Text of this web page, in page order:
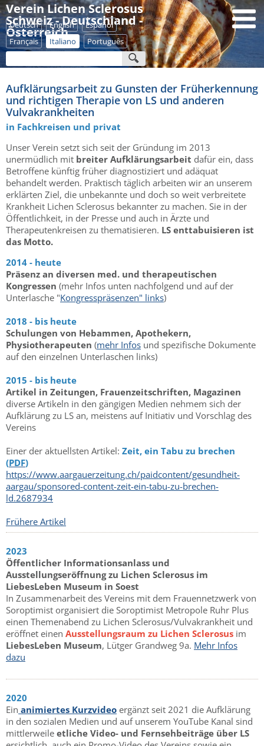
Verein Lichen Sclerosus
Schweiz - Deutschland -
Österreich
Deutsch English
Español
Français
Italiano Português
Aufklärungsarbeit zu Gunsten der Früherkennung
und richtigen Therapie von LS und anderen
Vulvakrankheiten
in Fachkreisen und privat
Unser Verein setzt sich seit der Gründung im 2013
unermüdlich mit breiter Aufklärungsarbeit dafür ein, dass
Betroffene künftig früher diagnostiziert und adäquat
behandelt werden. Praktisch täglich arbeiten wir an unserem
erklärten Ziel, die unbekannte und doch so weit verbreitete
Krankheit Lichen Sclerosus bekannter zu machen. Sie in der
Öffentlichkeit, in der Presse und auch in Ärzte und
Therapeutenkreisen zu thematisieren. LS enttabuisieren ist
das Motto.
2014 - heute
Präsenz an diversen med. und therapeutischen
Kongressen (mehr Infos unten nachfolgend und auf der
Unterlasche "Kongresspräsenzen" links)
2018 - bis heute
Schulungen von Hebammen, Apothekern,
Physiotherapeuten (mehr Infos und spezifische Dokumente
auf den einzelnen Unterlaschen links)
2015 - bis heute
Artikel in Zeitungen, Frauenzeitschriften, Magazinen
diverse Artikeln in den gängigen Medien nehmem sich der
Aufklärung zu LS an, meistens auf Initiativ und Vorschlag des
Vereins
Einer der aktuellsten Artikel: Zeit, ein Tabu zu brechen
(PDF)
https://www.aargauerzeitung.ch/paidcontent/gesundheit-
aargau/sponsored-content-zeit-ein-tabu-zu-brechen-
ld.2687934
Frühere Artikel
2023
Öffentlicher Informationsanlass und
Ausstellungseröffnung zu Lichen Sclerosus im
LiebesLeben Museum in Soest
In Zusammenarbeit des Vereins mit dem Frauennetzwerk von
Soroptimist organisiert die Soroptimist Metropole Ruhr Plus
einen Themenabend zu Lichen Sclerosus/Vulvakrankheit und
eröffnet einen Ausstellungsraum zu Lichen Sclerosus im
LiebesLeben Museum, Lütger Grandweg 9a. Mehr Infos
dazu
2020
Ein animiertes Kurzvideo ergänzt seit 2021 die Aufklärung
in den sozialen Medien und auf unserem YouTube Kanal sind
mittlerweile etliche Video- und Fernsehbeiträge über LS